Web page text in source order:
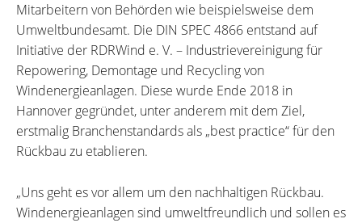
Mitarbeitern von Behörden wie beispielsweise dem
Umweltbundesamt. Die DIN SPEC 4866 entstand auf
Initiative der RDRWind e. V. – Industrievereinigung für
Repowering, Demontage und Recycling von
Windenergieanlagen. Diese wurde Ende 2018 in
Hannover gegründet, unter anderem mit dem Ziel,
erstmalig Branchenstandards als „best practice“ für den
Rückbau zu etablieren.
„Uns geht es vor allem um den nachhaltigen Rückbau.
Windenergieanlagen sind umweltfreundlich und sollen es